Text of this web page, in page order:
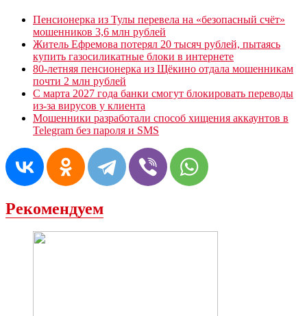
Пенсионерка из Тулы перевела на «безопасный счёт»
мошенников 3,6 млн рублей
Житель Ефремова потерял 20 тысяч рублей, пытаясь
купить газосиликатные блоки в интернете
80-летняя пенсионерка из Щёкино отдала мошенникам
почти 2 млн рублей
С марта 2027 года банки смогут блокировать переводы
из-за вирусов у клиента
Мошенники разработали способ хищения аккаунтов в
Telegram без пароля и SMS
Рекомендуем